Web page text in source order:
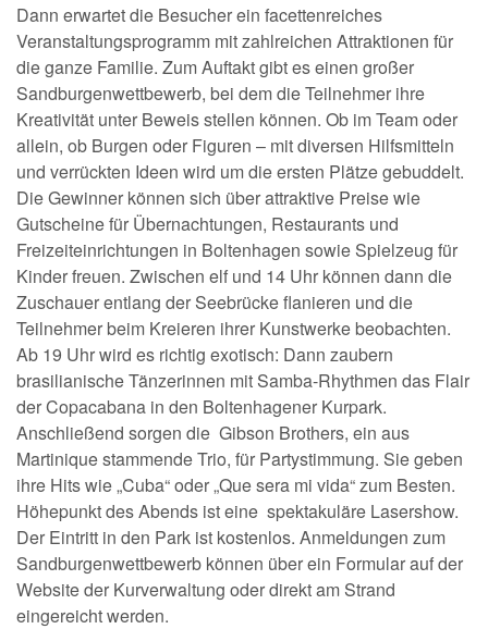
Dann erwartet die Besucher ein facettenreiches
Veranstaltungsprogramm mit zahlreichen Attraktionen für
die ganze Familie. Zum Auftakt gibt es einen großer
Sandburgenwettbewerb, bei dem die Teilnehmer ihre
Kreativität unter Beweis stellen können. Ob im Team oder
allein, ob Burgen oder Figuren – mit diversen Hilfsmitteln
und verrückten Ideen wird um die ersten Plätze gebuddelt.
Die Gewinner können sich über attraktive Preise wie
Gutscheine für Übernachtungen, Restaurants und
Freizeiteinrichtungen in Boltenhagen sowie Spielzeug für
Kinder freuen. Zwischen elf und 14 Uhr können dann die
Zuschauer entlang der Seebrücke flanieren und die
Teilnehmer beim Kreieren ihrer Kunstwerke beobachten.
Ab 19 Uhr wird es richtig exotisch: Dann zaubern
brasilianische Tänzerinnen mit Samba-Rhythmen das Flair
der Copacabana in den Boltenhagener Kurpark.
Anschließend sorgen die Gibson Brothers, ein aus
Martinique stammende Trio, für Partystimmung. Sie geben
ihre Hits wie „Cuba“ oder „Que sera mi vida“ zum Besten.
Höhepunkt des Abends ist eine spektakuläre Lasershow.
Der Eintritt in den Park ist kostenlos. Anmeldungen zum
Sandburgenwettbewerb können über ein Formular auf der
Website der Kurverwaltung oder direkt am Strand
eingereicht werden.